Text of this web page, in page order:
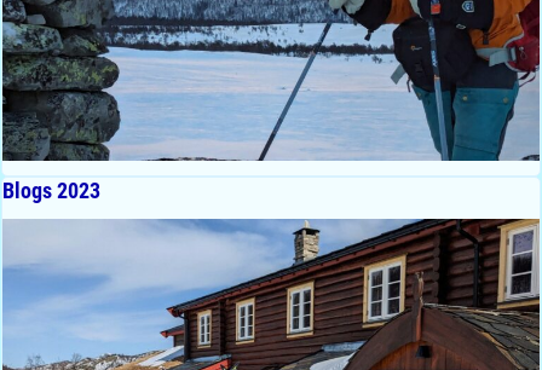
Blogs 2023